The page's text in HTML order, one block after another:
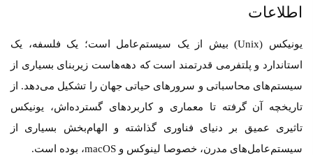
اطلاعات
یونیکس (Unix) بیش از یک سیستم‌عامل است؛ یک فلسفه، یک
استاندارد و پلتفرمی قدرتمند است که دهه‌هاست زیربنای بسیاری از
سیستم‌های محاسباتی و سرورهای حیاتی جهان را تشکیل می‌دهد. از
تاریخچه آن گرفته تا معماری و کاربردهای گسترده‌اش، یونیکس
تاثیری عمیق بر دنیای فناوری گذاشته و الهام‌بخش بسیاری از
سیستم‌عامل‌های مدرن، خصوصا لینوکس و macOS، بوده است.